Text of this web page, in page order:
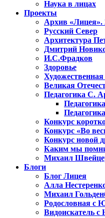
Наука в лицах
Проекты
Архив «Лицея».
Русский Север
Архитектура
Дмитрий
И.С.Фрадков
Здоровье
Великая
Педагогика С.
Конкурс
Конкурс «Во
Конкурс новой
Каким мы
Михаил
Блоги
Блог Лицея
Алла
Михаил
Родословная с
Видоискатель